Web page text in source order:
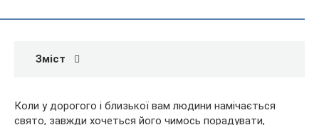
Зміст
Коли у дорогого і близької вам людини намічається
свято, завжди хочеться його чимось порадувати,